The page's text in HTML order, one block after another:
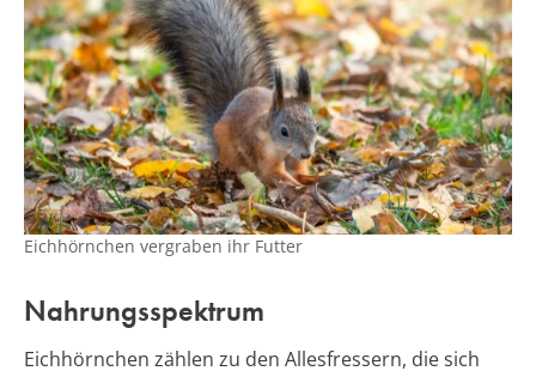
Eichhörnchen vergraben ihr Futter
Nahrungsspektrum
Eichhörnchen zählen zu den Allesfressern, die sich